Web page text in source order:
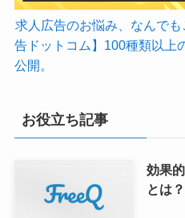
求人広告のお悩み、なんで
告ドットコム】100種類以上
公開。
お役立ち記事
効果
とは？